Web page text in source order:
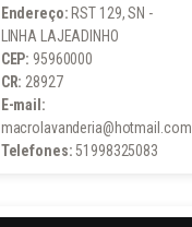
Endereço:RST 129, SN -
LINHA LAJEADINHO
CEP: 95960000
CR: 28927
E-mail:
macrolavanderia@hotmail.com
Telefones:51998325083